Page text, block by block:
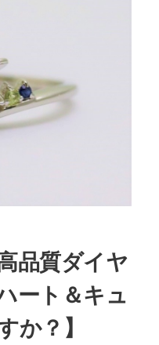
品質ダイヤ
ート＆キュ
か？】